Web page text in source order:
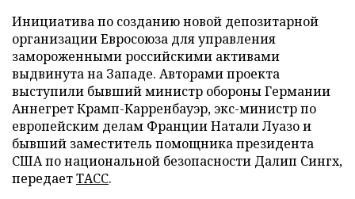
Инициатива по созданию новой депозитарной
организации Евросоюза для управления
замороженными российскими активами
выдвинута на Западе. Авторами проекта
выступили бывший министр обороны Германии
Аннегрет Крамп-Карренбауэр, экс-министр по
европейским делам Франции Натали Луазо и
бывший заместитель помощника президента
США по национальной безопасности Далип Сингх,
передаетТАСС.